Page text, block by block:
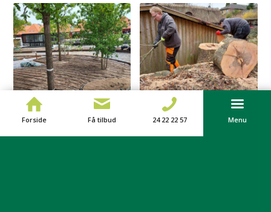
Forside Få tilbud 24 22 22 57 Menu